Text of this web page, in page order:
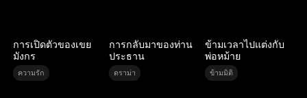
การเปิดตัวของเขย
มังกร
ความรัก
การกลับมาของท่าน
ประธาน
ดราม่า
ข้ามเวลาไปแต่งกับ
พ่อหม้าย
ข้ามมิติ